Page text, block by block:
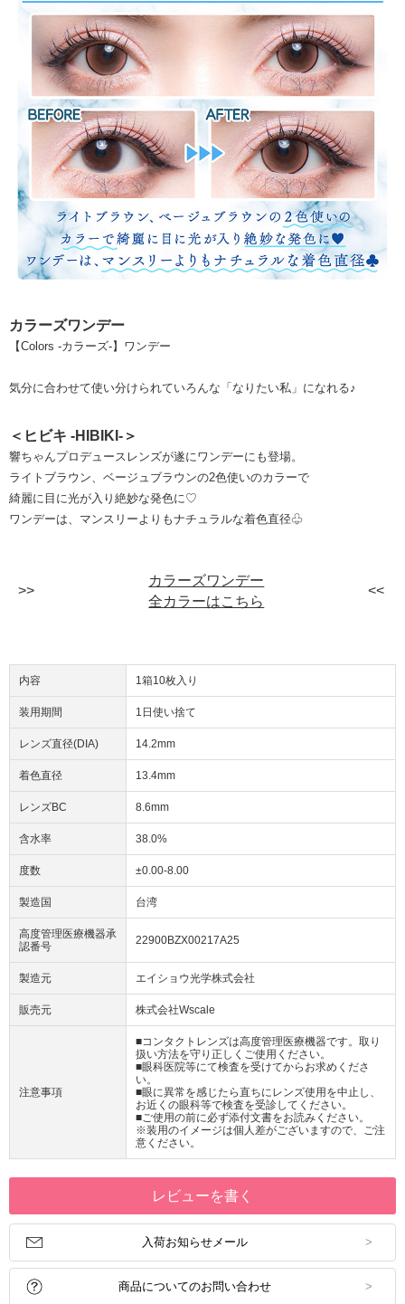
カラーズワンデー
【Colors -カラーズ-】ワンデー
気分に合わせて使い分けられていろんな「なりたい私」になれる♪
＜ヒビキ -HIBIKI-＞
響ちゃんプロデュースレンズが遂にワンデーにも登場。
ライトブラウン、ベージュブラウンの2色使いのカラーで
綺麗に目に光が入り絶妙な発色に♡
ワンデーは、マンスリーよりもナチュラルな着色直径♧
カラーズワンデー
全カラーはこちら
内容 1箱10枚入り
装用期間 1日使い捨て
レンズ直径(DIA) 14.2mm
着色直径 13.4mm
レンズBC 8.6mm
含水率 38.0%
度数 ±0.00-8.00
製造国 台湾
高度管理医療機器承
認番号
22900BZX00217A25
製造元 エイショウ光学株式会社
販売元 株式会社Wscale
注意事項
■コンタクトレンズは高度管理医療機器です。取り
扱い方法を守り正しくご使用ください。
■眼科医院等にて検査を受けてからお求めくださ
い。
■眼に異常を感じたら直ちにレンズ使用を中止し、
お近くの眼科等で検査を受診してください。
■ご使用の前に必ず添付文書をお読みください。
※装用のイメージは個人差がございますので、ご注
意ください。
レビューを書く
入荷お知らせメール
商品についてのお問い合わせ